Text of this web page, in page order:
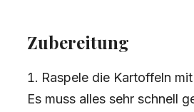
Zubereitung
Raspele die Kartoffeln
Es muss alles sehr schnell